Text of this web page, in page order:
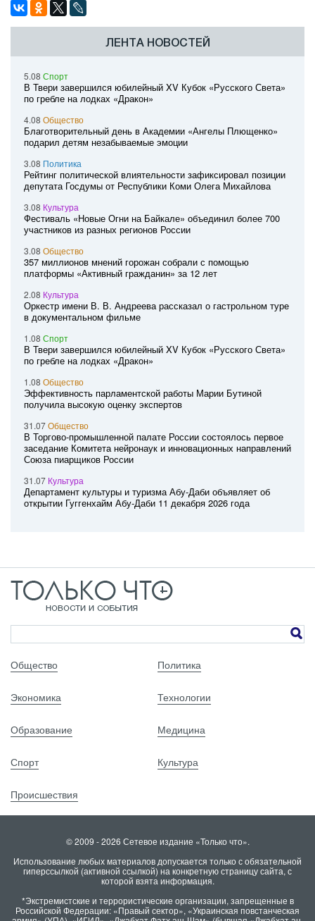
ЛЕНТА НОВОСТЕЙ
5.08 Спорт
В Твери завершился юбилейный XV Кубок «Русского Света»
по гребле на лодках «Дракон»
4.08 Общество
Благотворительный день в Академии «Ангелы Плющенко»
подарил детям незабываемые эмоции
3.08 Политика
Рейтинг политической влиятельности зафиксировал позиции
депутата Госдумы от Республики Коми Олега Михайлова
3.08 Культура
Фестиваль «Новые Огни на Байкале» объединил более 700
участников из разных регионов России
3.08 Общество
357 миллионов мнений горожан собрали с помощью
платформы «Активный гражданин» за 12 лет
2.08 Культура
Оркестр имени В. В. Андреева рассказал о гастрольном туре
в документальном фильме
1.08 Спорт
В Твери завершился юбилейный XV Кубок «Русского Света»
по гребле на лодках «Дракон»
1.08 Общество
Эффективность парламентской работы Марии Бутиной
получила высокую оценку экспертов
31.07Общество
В Торгово-промышленной палате России состоялось первое
заседание Комитета нейронаук и инновационных направлений
Союза пиарщиков России
31.07 Культура
Департамент культуры и туризма Абу-Даби объявляет об
открытии Гуггенхайм Абу-Даби 11 декабря 2026 года
Общество Политика
Экономика Технологии
Образование Медицина
Спорт Культура
Происшествия
© 2009 - 2026 Сетевое издание «Только что».
Использование любых материалов допускается только с обязательной
гиперссылкой (активной ссылкой) на конкретную страницу сайта, с
которой взята информация.
*Экстремистские и террористические организации, запрещенные в
Российской Федерации: «Правый сектор», «Украинская повстанческая